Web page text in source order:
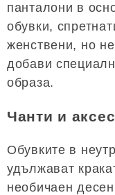
панталони в
обувки,
женствени, но
добави
образа.
Чанти и
Обувките в
удължават
необичаен